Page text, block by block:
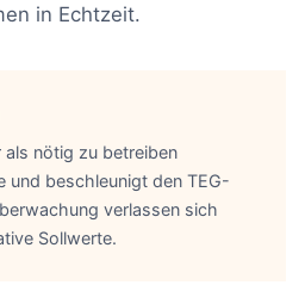
in Echtzeit.
nötig zu betreiben
und beschleunigt den TEG-
verlassen sich
Sollwerte.